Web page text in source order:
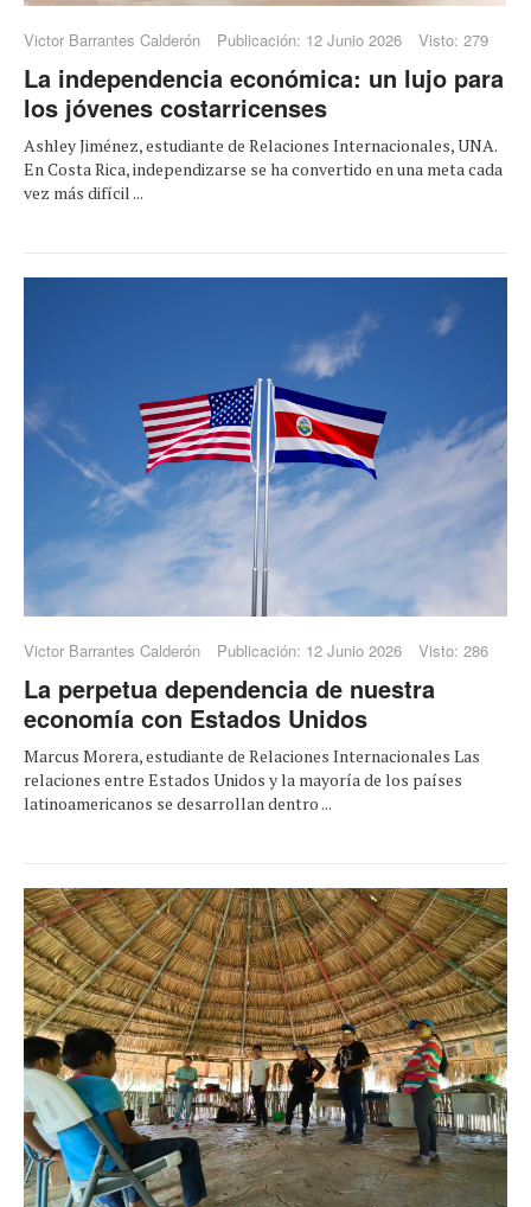
Victor Barrantes Calderón Publicación: 12 Junio 2026 Visto: 279
La independencia económica: un lujo para
los jóvenes costarricenses
Ashley Jiménez, estudiante de Relaciones Internacionales, UNA.
En Costa Rica, independizarse se ha convertido en una meta cada
vez más difícil ...
Victor Barrantes Calderón Publicación: 12 Junio 2026 Visto: 286
La perpetua dependencia de nuestra
economía con Estados Unidos
Marcus Morera, estudiante de Relaciones Internacionales Las
relaciones entre Estados Unidos y la mayoría de los países
latinoamericanos se desarrollan dentro ...